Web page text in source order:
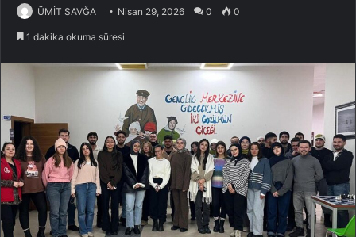
ÜMİT SAVĞA Nisan 29, 2026 0 0
1 dakika okuma süresi